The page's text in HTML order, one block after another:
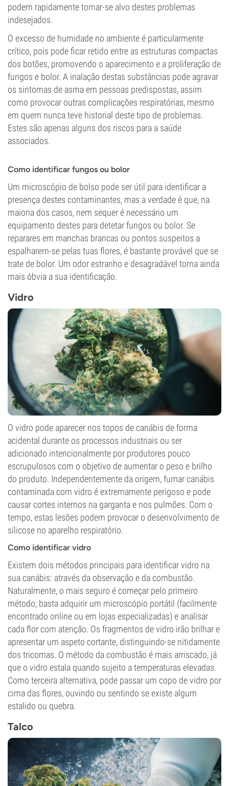
podem rapidamente tornar-se alvo destes problemas
indesejados.
O excesso de humidade no ambiente é particularmente
crítico, pois pode ficar retido entre as estruturas compactas
dos botões, promovendo o aparecimento e a proliferação de
fungos e bolor. A inalação destas substâncias pode agravar
os sintomas de asma em pessoas predispostas, assim
como provocar outras complicações respiratórias, mesmo
em quem nunca teve historial deste tipo de problemas.
Estes são apenas alguns dos riscos para a saúde
associados.
Como identificar fungos ou bolor
Um microscópio de bolso pode ser útil para identificar a
presença destes contaminantes, mas a verdade é que, na
maioria dos casos, nem sequer é necessário um
equipamento destes para detetar fungos ou bolor. Se
reparares em manchas brancas ou pontos suspeitos a
espalharem-se pelas tuas flores, é bastante provável que se
trate de bolor. Um odor estranho e desagradável torna ainda
mais óbvia a sua identificação.
Vidro
O vidro pode aparecer nos topos de canábis de forma
acidental durante os processos industriais ou ser
adicionado intencionalmente por produtores pouco
escrupulosos com o objetivo de aumentar o peso e brilho
do produto. Independentemente da origem, fumar canábis
contaminada com vidro é extremamente perigoso e pode
causar cortes internos na garganta e nos pulmões. Com o
tempo, estas lesões podem provocar o desenvolvimento de
silicose no aparelho respiratório.
Como identificar vidro
Existem dois métodos principais para identificar vidro na
sua canábis: através da observação e da combustão.
Naturalmente, o mais seguro é começar pelo primeiro
método; basta adquirir um microscópio portátil (facilmente
encontrado online ou em lojas especializadas) e analisar
cada flor com atenção. Os fragmentos de vidro irão brilhar e
apresentar um aspeto cortante, distinguindo-se nitidamente
dos tricomas. O método da combustão é mais arriscado, já
que o vidro estala quando sujeito a temperaturas elevadas.
Como terceira alternativa, pode passar um copo de vidro por
cima das flores, ouvindo ou sentindo se existe algum
estalido ou quebra.
Talco